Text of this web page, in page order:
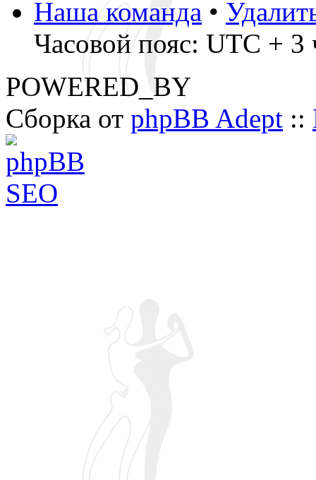
Наша команда •
Часовой пояс: UTC + 3
POWERED_BY
Сборка от phpBB Adept ::